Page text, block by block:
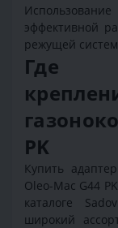
Использование
эффективной
режущей
Где
PK
Купить
Oleo-Mac G44
каталоге
широкий